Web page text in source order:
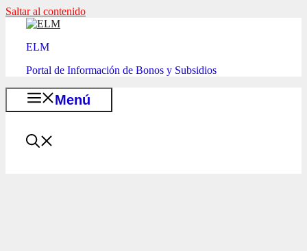
Saltar al contenido
ELM
Portal de Información de Bonos y Subsidios
Menú